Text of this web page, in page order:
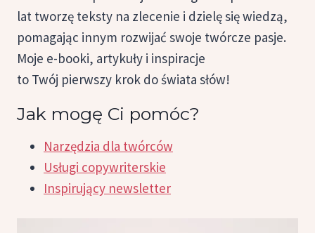
lat tworzę teksty na zlecenie i dzielę się wiedzą,
pomagając innym rozwijać swoje twórcze pasje.
Moje e-booki, artykuły i inspiracje
to Twój pierwszy krok do świata słów!
Jak mogę Ci pomóc?
Narzędzia dla twórców
Usługi copywriterskie
Inspirujący newsletter